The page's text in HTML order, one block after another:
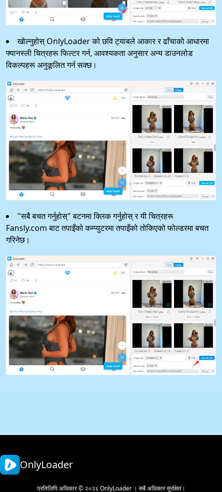
खोल्नुहोस् OnlyLoader को छवि ट्याबले आकार र ढाँचाको आधारमा
फ्यानस्ली चित्रहरू फिल्टर गर्न, आवश्यकता अनुसार अन्य डाउनलोड
विकल्पहरू अनुकूलित गर्न सक्छ।
"सबै बचत गर्नुहोस्" बटनमा क्लिक गर्नुहोस् र यी चित्रहरू
Fansly.com बाट तपाइँको कम्प्युटरमा तपाइँको तोकिएको फोल्डरमा बचत
गरिनेछ।
OnlyLoader
प्रतिलिपि अधिकार © २०२६ OnlyLoader । सबै अधिकार सुरक्षित।